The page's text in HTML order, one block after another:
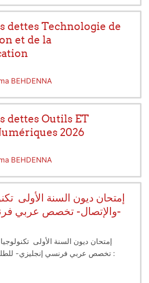
dettes Technologie de
et de la
BEHDENNA
Outils ET
2026
BEHDENNA
إمتحان ديون السنة الأولى
والإتصال- تخصص عربي فرنسي إنجليزي-
إمتحان ديون السنة الأولى تكنولوجيا
تخصص عربي فرنسي إنجليزي- للطلبة الأتية أسماءهم :